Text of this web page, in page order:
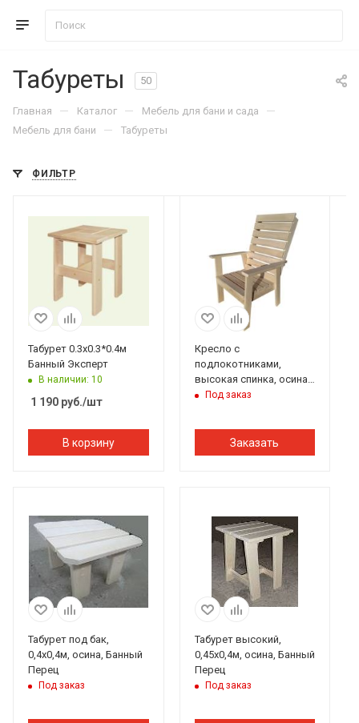
Табуреты 50
Главная — Каталог — Мебель для бани и сада —
Мебель для бани — Табуреты
ФИЛЬТР
Табурет 0.3х0.3*0.4м
Банный Эксперт
В наличии: 10
1 190 руб./шт
В корзину
Кресло с
подлокотниками,
высокая спинка, осина,
Банный Перец
Под заказ
Заказать
Табурет под бак,
0,4х0,4м, осина, Банный
Перец
Под заказ
Табурет высокий,
0,45х0,4м, осина, Банный
Перец
Под заказ